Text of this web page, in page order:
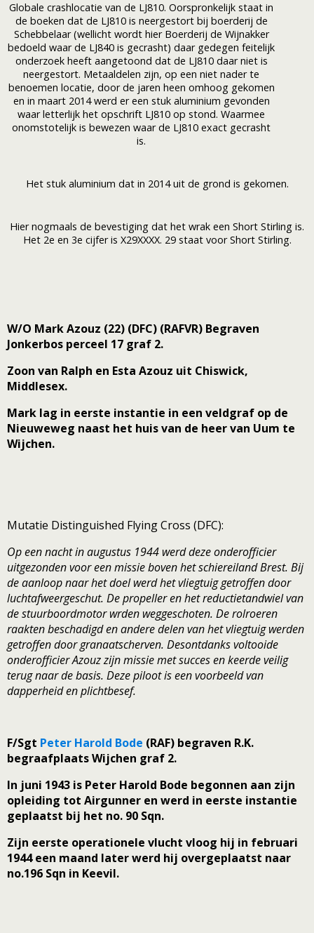
Globale crashlocatie van de LJ810. Oorspronkelijk staat in
de boeken dat de LJ810 is neergestort bij boerderij de
Schebbelaar (wellicht wordt hier Boerderij de Wijnakker
bedoeld waar de LJ840 is gecrasht) daar gedegen feitelijk
onderzoek heeft aangetoond dat de LJ810 daar niet is
neergestort. Metaaldelen zijn, op een niet nader te
benoemen locatie, door de jaren heen omhoog gekomen
en in maart 2014 werd er een stuk aluminium gevonden
waar letterlijk het opschrift LJ810 op stond. Waarmee
onomstotelijk is bewezen waar de LJ810 exact gecrasht
is.
Het stuk aluminium dat in 2014 uit de grond is gekomen.
Hier nogmaals de bevestiging dat het wrak een Short Stirling is.
Het 2e en 3e cijfer is X29XXXX. 29 staat voor Short Stirling.
W/O Mark Azouz (22) (DFC) (RAFVR) Begraven
Jonkerbos perceel 17 graf 2.
Zoon van Ralph en Esta Azouz uit Chiswick,
Middlesex.
Mark lag in eerste instantie in een veldgraf op de
Nieuweweg naast het huis van de heer van Uum te
Wijchen.
Mutatie Distinguished Flying Cross (DFC):
Op een nacht in augustus 1944 werd deze onderofficier
uitgezonden voor een missie boven het schiereiland Brest. Bij
de aanloop naar het doel werd het vliegtuig getroffen door
luchtafweergeschut. De propeller en het reductietandwiel van
de stuurboordmotor wrden weggeschoten. De rolroeren
raakten beschadigd en andere delen van het vliegtuig werden
getroffen door granaatscherven. Desontdanks voltooide
onderofficier Azouz zijn missie met succes en keerde veilig
terug naar de basis. Deze piloot is een voorbeeld van
dapperheid en plichtbesef.
F/Sgt Peter Harold Bode (RAF) begraven R.K.
begraafplaats Wijchen graf 2.
In juni 1943 is Peter Harold Bode begonnen aan zijn
opleiding tot Airgunner en werd in eerste instantie
geplaatst bij het no. 90 Sqn.
Zijn eerste operationele vlucht vloog hij in februari
1944 een maand later werd hij overgeplaatst naar
no.196 Sqn in Keevil.